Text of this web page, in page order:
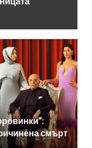
смърт